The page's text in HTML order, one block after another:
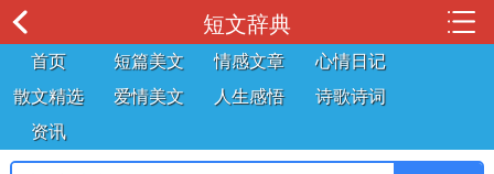
短文辞典
首页 短篇美文 情感文章
心情日记
散文精选
爱情美文 人生感悟
诗歌诗词
资讯